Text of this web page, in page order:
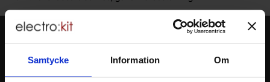
Samtycke Information Om
Jag önskar erbjudanden, rabatter och produktnyheter direkt till min